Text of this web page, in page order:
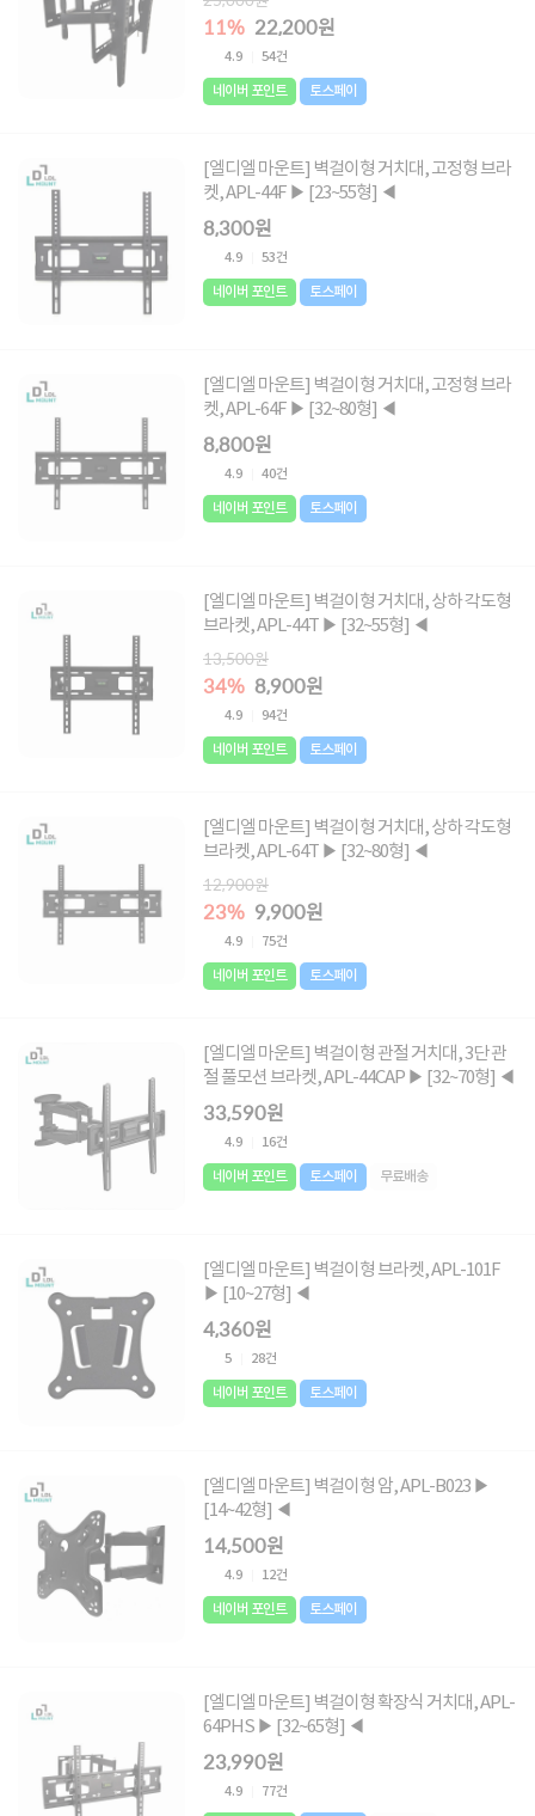
11% 22,200원
4.9 54건
네이버 포인트 토스페이
[엘디엘 마운트] 벽걸이형 거치대, 고정형 브라
켓, APL-44F ▶ [23~55형] ◀
8,300원
4.9 53건
네이버 포인트 토스페이
[엘디엘 마운트] 벽걸이형 거치대, 고정형 브라
켓, APL-64F ▶ [32~80형] ◀
8,800원
4.9 40건
네이버 포인트 토스페이
[엘디엘 마운트] 벽걸이형 거치대, 상하 각도형
브라켓, APL-44T ▶ [32~55형] ◀
13,500원
34% 8,900원
4.9 94건
네이버 포인트 토스페이
[엘디엘 마운트] 벽걸이형 거치대, 상하 각도형
브라켓, APL-64T ▶ [32~80형] ◀
12,900원
23% 9,900원
4.9 75건
네이버 포인트 토스페이
[엘디엘 마운트] 벽걸이형 관절 거치대, 3단 관
절 풀모션 브라켓, APL-44CAP ▶ [32~70형] ◀
33,590원
4.9 16건
네이버 포인트 토스페이 무료배송
[엘디엘 마운트] 벽걸이형 브라켓, APL-101F
▶ [10~27형] ◀
4,360원
5 28건
네이버 포인트 토스페이
[엘디엘 마운트] 벽걸이형 암, APL-B023 ▶
[14~42형] ◀
14,500원
4.9 12건
네이버 포인트 토스페이
[엘디엘 마운트] 벽걸이형 확장식 거치대, APL-
64PHS ▶ [32~65형] ◀
23,990원
4.9 77건